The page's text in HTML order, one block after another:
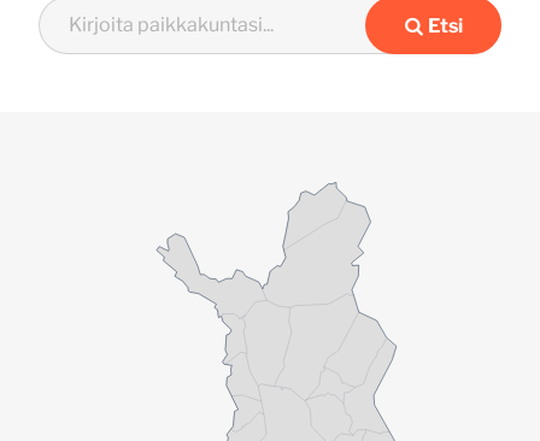
Haku
Etsi